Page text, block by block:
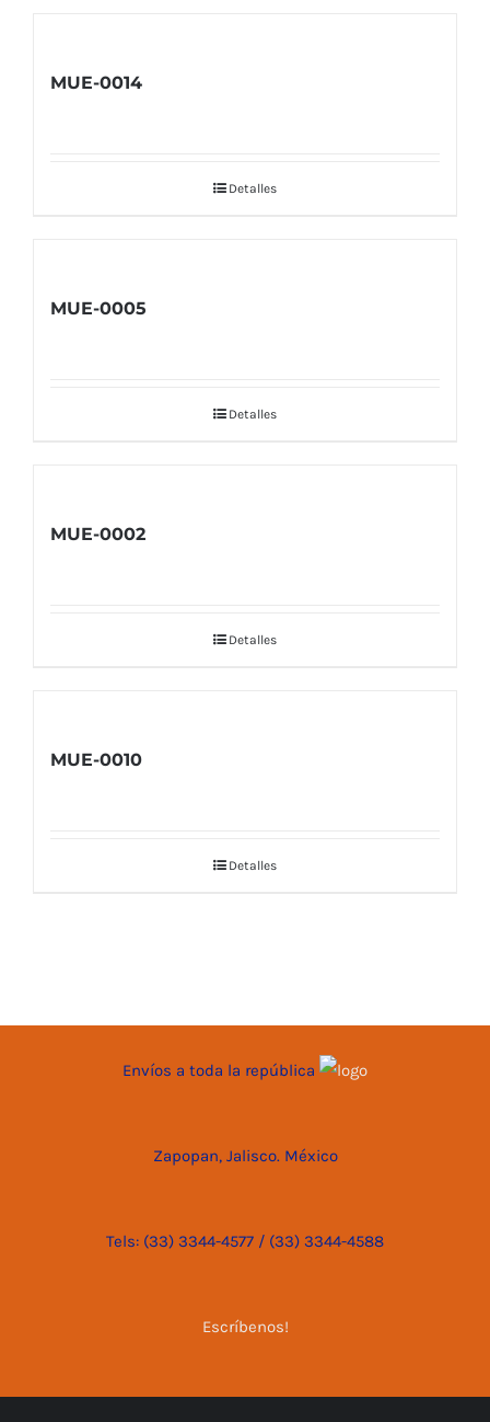
MUE-0014
Detalles
MUE-0005
Detalles
MUE-0002
Detalles
MUE-0010
Detalles
Envíos a toda la república
Zapopan, Jalisco. México
Tels: (33) 3344-4577 / (33) 3344-4588
Escríbenos!